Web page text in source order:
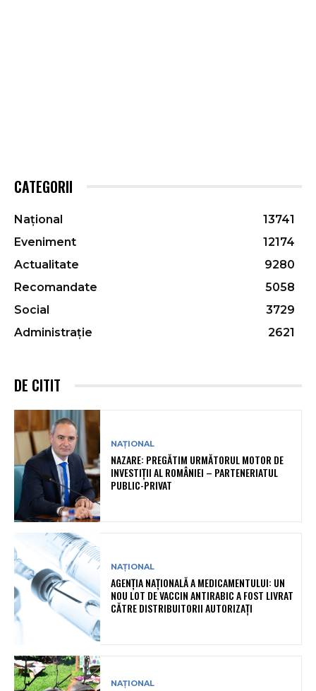
CATEGORII
Național
13741
Eveniment
12174
Actualitate
9280
Recomandate
5058
Social
3729
Administrație
2621
DE CITIT
NAȚIONAL
NAZARE: PREGĂTIM URMĂTORUL MOTOR DE
INVESTIȚII AL ROMÂNIEI – PARTENERIATUL
PUBLIC-PRIVAT
NAȚIONAL
AGENȚIA NAȚIONALĂ A MEDICAMENTULUI: UN
NOU LOT DE VACCIN ANTIRABIC A FOST LIVRAT
CĂTRE DISTRIBUITORII AUTORIZAȚI
NAȚIONAL